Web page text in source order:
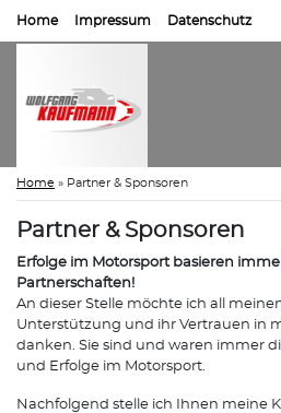
Home Impressum Datenschutz
Home » Partner & Sponsoren
Partner & Sponsoren
Erfolge im Motorsport basieren
Partnerschaften!
An dieser Stelle möchte ich all
Unterstützung und ihr Vertrauen in
danken. Sie sind und waren immer
und Erfolge im Motorsport.
Nachfolgend stelle ich Ihnen meine